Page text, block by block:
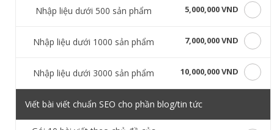
Nhập liệu dưới 500 sản phẩm 5,000,000 VND
Nhập liệu dưới 1000 sản phẩm 7,000,000 VND
Nhập liệu dưới 3000 sản phẩm 10,000,000 VND
Viết bài viết chuẩn SEO cho phần blog/tin tức